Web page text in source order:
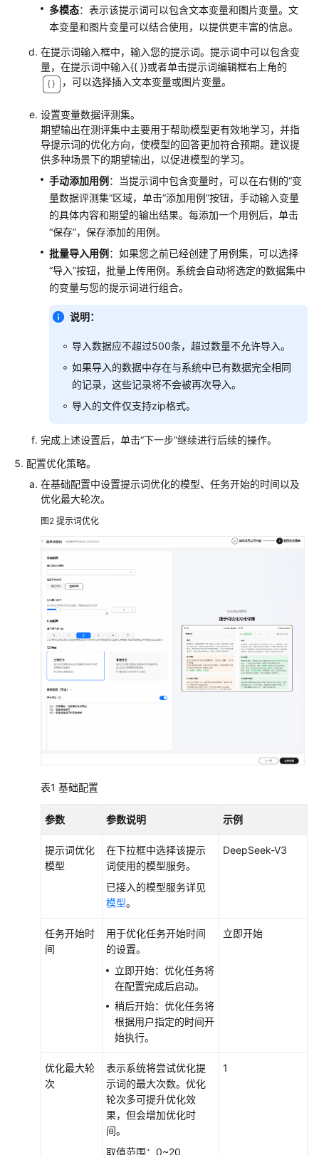
发
能
体
应
组
件
插
件
MCP
知
库
提
示
词
介
撰
写
规
创
提
示
词
提
智
提
多模态：表示该提示词可以包含文本变量和图片变量。文
本变量和图片变量可以结合使用，以提供更丰富的信息。
在提示词输入框中，输入您的提示词。提示词中可以包含变
量，在提示词中输入{{ }}或者单击提示词编辑框右上角的
，可以选择插入文本变量或图片变量。
设置变量数据评测集。
期望输出在测评集中主要用于帮助模型更有效地学习，并指
导提示词的优化方向，使模型的回答更加符合预期。建议提
供多种场景下的期望输出，以促进模型的学习。
手动添加用例 ：当提示词中包含变量时，可以在右侧的“变
量数据评测集”区域，单击“添加用例”按钮，手动输入变量
的具体内容和期望的输出结果。每添加一个用例后，单击
“保存”，保存添加的用例。
批量导入用例 ：如果您之前已经创建了用例集，可以选择
“导入”按钮，批量上传用例。系统会自动将选定的数据集中
的变量与您的提示词进行组合。
说明：
导入数据应不超过500条，超过数量不允许导入。
如果导入的数据中存在与系统中已有数据完全相同
的记录，这些记录将不会被再次导入。
导入的文件仅支持zip格式。
完成上述设置后，单击“下一步”继续进行后续的操作。
配置优化策略。
在基础配置中设置提示词优化的模型、任务开始的时间以及
优化最大轮次。
图2 提示词优化
表1 基础配置
参数 参数说明 示例
提示词优化
模型
在下拉框中选择该提示
词使用的模型服务。
已接入的模型服务详见
模型。
DeepSeek-V3
任务开始时
间
用于优化任务开始时间
的设置。
立即开始：优化任务将
在配置完成后启动。
稍后开始：优化任务将
根据用户指定的时间开
始执行。
立即开始
优化最大轮
次
表示系统将尝试优化提
示词的最大次数。优化
轮次多可提升优化效
果，但会增加优化时
间。
取值范围：0~20
1